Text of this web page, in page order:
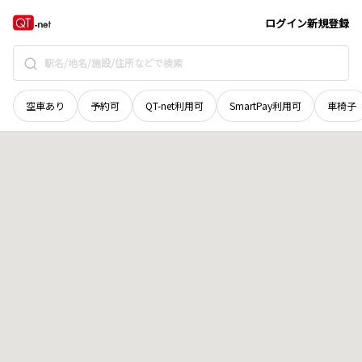
ログイン新規登録
空車あり 予約可 QT-net利用可 SmartPay利用可 車椅子
奈良県